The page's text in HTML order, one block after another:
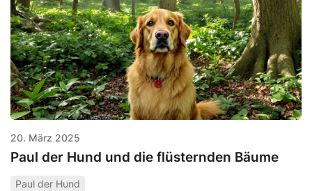
20. März 2025
Paul der Hund und die flüsternden Bäume
Paul der Hund